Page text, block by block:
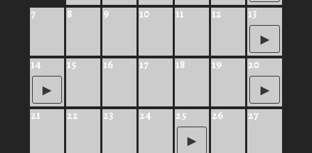
7 8 9 10 11 12 13
14 15 16 17 18 19 20
21 22 23 24 25 26 27